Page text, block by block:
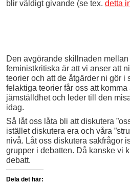
blir väldigt givande (se tex. detta
Den avgörande skillnaden
feministkritiska är att vi anser att
teorier och att de åtgärder ni gör i
felaktiga teorier får oss att komma
jämställdhet och leder till den
idag.
Så låt oss låta bli att diskutera
istället diskutera era och våra
nivå. Låt oss diskutera sakfrågor
grupper i debatten. Då kanske vi
debatt.
Dela det här: